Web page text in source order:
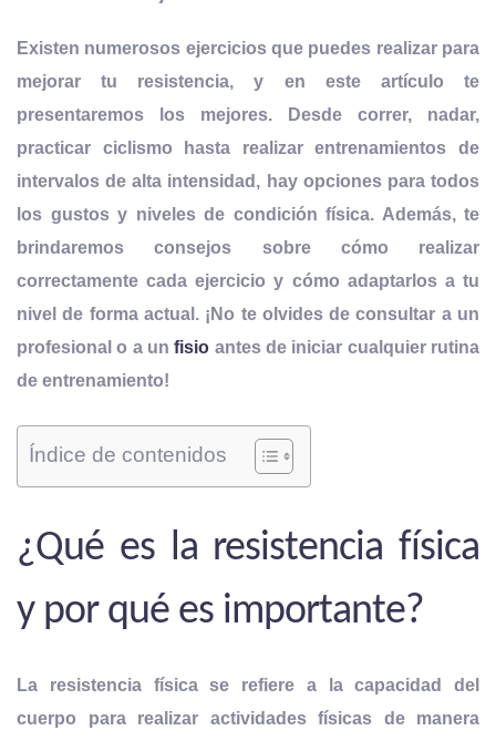
Existen numerosos ejercicios que puedes realizar para
mejorar tu resistencia, y en este artículo te
presentaremos los mejores. Desde correr, nadar,
practicar ciclismo hasta realizar entrenamientos de
intervalos de alta intensidad, hay opciones para todos
los gustos y niveles de condición física. Además, te
brindaremos consejos sobre cómo realizar
correctamente cada ejercicio y cómo adaptarlos a tu
nivel de forma actual. ¡No te olvides de consultar a un
profesional o a unfisio antes de iniciar cualquier rutina
de entrenamiento!
Índice de contenidos
¿Qué es la resistencia física
y por qué es importante?
La resistencia física se refiere a la capacidad del
cuerpo para realizar actividades físicas de manera